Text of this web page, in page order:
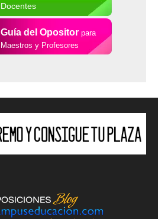
Docentes
Guía del Opositor para
Maestros y Profesores